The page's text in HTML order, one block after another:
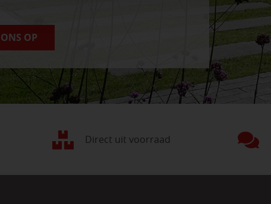
OP
Direct uit voorraad